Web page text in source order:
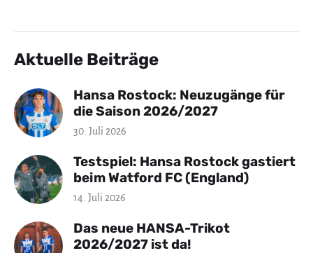
Aktuelle Beiträge
Hansa Rostock: Neuzugänge für
die Saison 2026/2027
30. Juli 2026
Testspiel: Hansa Rostock gastiert
beim Watford FC (England)
14. Juli 2026
Das neue HANSA-Trikot
2026/2027 ist da!